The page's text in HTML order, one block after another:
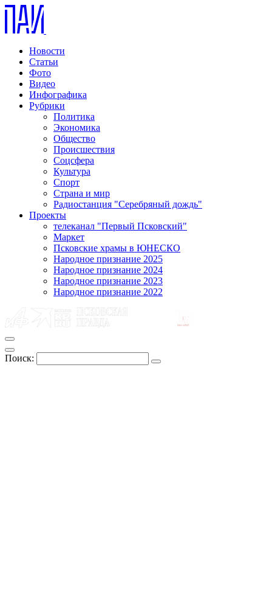
Новости
Статьи
Фото
Видео
Инфографика
Рубрики
Политика
Экономика
Общество
Происшествия
Соцсфера
Культура
Спорт
Страна и мир
Радиостанция "Серебряный дождь"
Проекты
телеканал "Первый Псковский"
Маркет
Псковские храмы в ЮНЕСКО
Народное признание 2025
Народное признание 2024
Народное признание 2023
Народное признание 2022
Поиск: